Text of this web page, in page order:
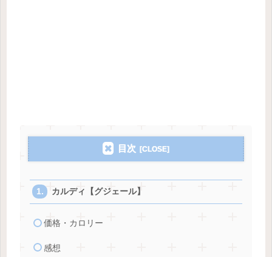
目次
カルディ【グジェール】
価格・カロリー
感想